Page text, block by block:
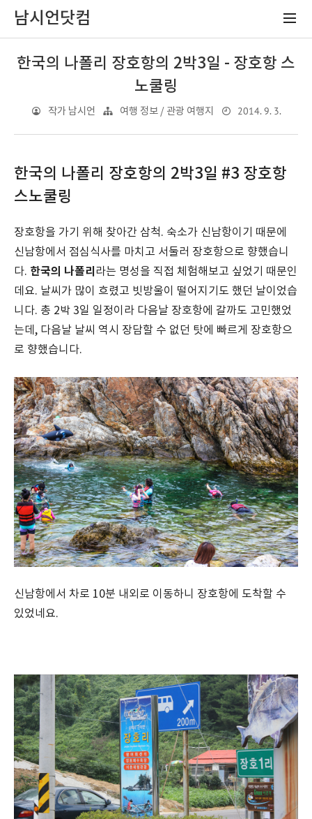
남시언닷컴
한국의 나폴리 장호항의 2박3일 - 장호항 스
노쿨링
작가 남시언 여행 정보 / 관광 여행지 2014. 9. 3.
한국의 나폴리 장호항의 2박3일 #3 장호항
스노쿨링
장호항을 가기 위해 찾아간 삼척. 숙소가 신남항이기 때문에
신남항에서 점심식사를 마치고 서둘러 장호항으로 향했습니
다. 한국의 나폴리 라는 명성을 직접 체험해보고 싶었기 때문인
데요. 날씨가 많이 흐렸고 빗방울이 떨어지기도 했던 날이었습
니다. 총 2박 3일 일정이라 다음날 장호항에 갈까도 고민했었
는데, 다음날 날씨 역시 장담할 수 없던 탓에 빠르게 장호항으
로 향했습니다.
신남항에서 차로 10분 내외로 이동하니 장호항에 도착할 수
있었네요.